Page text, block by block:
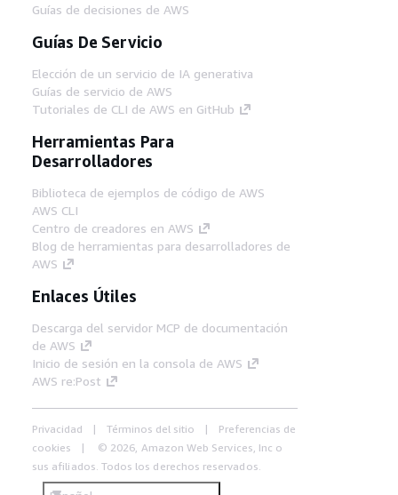
Guías de decisiones de AWS
Guías De Servicio
Elección de un servicio de IA generativa
Guías de servicio de AWS
Tutoriales de CLI de AWS en GitHub
Herramientas Para
Desarrolladores
Biblioteca de ejemplos de código de AWS
AWS CLI
Centro de creadores en AWS
Blog de herramientas para desarrolladores de
AWS
Enlaces Útiles
Descarga del servidor MCP de documentación
de AWS
Inicio de sesión en la consola de AWS
AWS re:Post
Privacidad Términos del sitio
Preferencias de
cookies
© 2026, Amazon Web Services, Inc o
sus afiliados. Todos los derechos reservados.